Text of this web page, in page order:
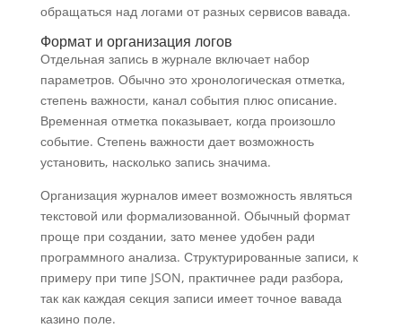
обращаться над логами от разных сервисов вавада.
Формат и организация логов
Отдельная запись в журнале включает набор
параметров. Обычно это хронологическая отметка,
степень важности, канал события плюс описание.
Временная отметка показывает, когда произошло
событие. Степень важности дает возможность
установить, насколько запись значима.
Организация журналов имеет возможность являться
текстовой или формализованной. Обычный формат
проще при создании, зато менее удобен ради
программного анализа. Структурированные записи, к
примеру при типе JSON, практичнее ради разбора,
так как каждая секция записи имеет точное вавада
казино поле.